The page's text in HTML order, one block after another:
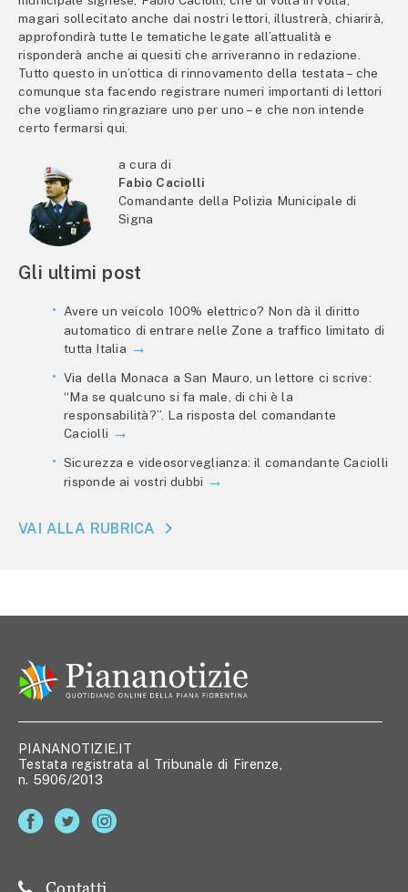
magari sollecitato anche dai nostri lettori, illustrerà, chiarirà,
approfondirà tutte le tematiche legate all’attualità e
risponderà anche ai quesiti che arriveranno in redazione.
Tutto questo in un’ottica di rinnovamento della testata – che
comunque sta facendo registrare numeri importanti di lettori
che vogliamo ringraziare uno per uno – e che non intende
certo fermarsi qui.
a cura di
Fabio Caciolli
Comandante della Polizia Municipale di
Signa
Gli ultimi post
Avere un veicolo 100% elettrico? Non dà il diritto
automatico di entrare nelle Zone a traffico limitato di
tutta Italia
Via della Monaca a San Mauro, un lettore ci scrive:
“Ma se qualcuno si fa male, di chi è la
responsabilità?”. La risposta del comandante
Caciolli
Sicurezza e videosorveglianza: il comandante Caciolli
risponde ai vostri dubbi
VAI ALLA RUBRICA
PIANANOTIZIE.IT
Testata registrata al Tribunale di Firenze,
n. 5906/2013
Contatti